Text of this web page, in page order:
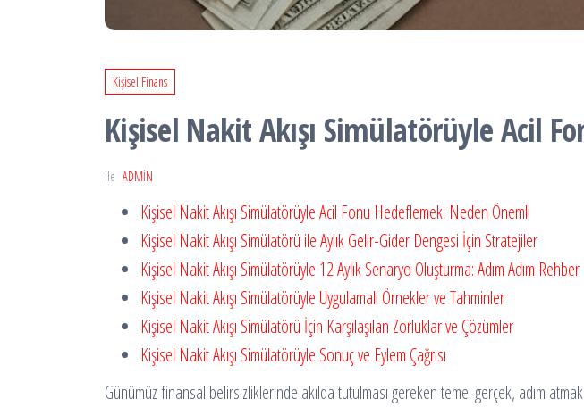
Kişisel Finans
Kişisel Nakit Akışı Simülatörüyle Acil
ile ADMIN
Kişisel Nakit Akışı Simülatörüyle Acil Fonu Hedeflemek: Neden Önemli
Kişisel Nakit Akışı Simülatörü ile Aylık Gelir-Gider Dengesi İçin Stratejiler
Kişisel Nakit Akışı Simülatörüyle 12 Aylık Senaryo Oluşturma: Adım Adım Rehber
Kişisel Nakit Akışı Simülatörüyle Uygulamalı Örnekler ve Tahminler
Kişisel Nakit Akışı Simülatörü İçin Karşılaşılan Zorluklar ve Çözümler
Kişisel Nakit Akışı Simülatörüyle Sonuç ve Eylem Çağrısı
Günümüz finansal belirsizliklerinde akılda tutulması gereken temel gerçek, adım